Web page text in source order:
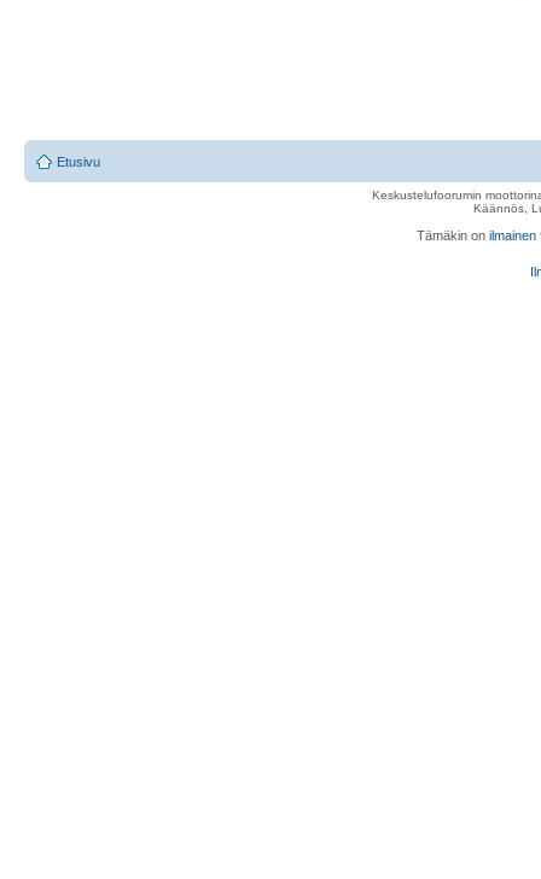
Etusivu
Keskustelufoorumin
Käännös,
Tämäkin on ilmainen